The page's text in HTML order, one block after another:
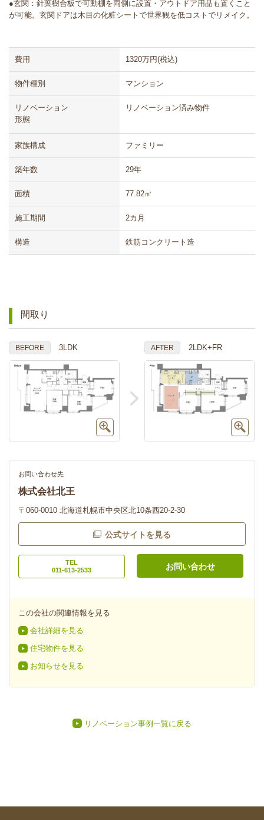
●玄関：針葉樹合板で可動棚を両側に設置・アウトドア用品も置くこと
が可能。玄関ドアは木目の化粧シートで世界観を低コストでリメイク。
費用 1320万円(税込)
物件種別 マンション
リノベーション
形態
リノベーション済み物件
家族構成 ファミリー
築年数 29年
面積 77.82㎡
施工期間 2カ月
構造 鉄筋コンクリート造
間取り
BEFORE 3LDK AFTER 2LDK+FR
お問い合わせ先
株式会社北王
〒060-0010 北海道札幌市中央区北10条西20-2-30
公式サイトを見る
TEL
011-613-2533
お問い合わせ
この会社の関連情報を見る
会社詳細を見る
住宅物件を見る
お知らせを見る
リノベーション事例一覧に戻る